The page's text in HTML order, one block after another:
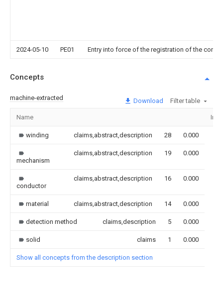
2024-05-10 PE01 Entry into force of the registration of the
Concepts
machine-extracted Download Filter table
Name
winding claims,abstract,description 28 0.000
mechanism
claims,abstract,description 19 0.000
conductor
claims,abstract,description 16 0.000
material claims,abstract,description 14 0.000
detection method claims,description 5 0.000
solid claims 1 0.000
Show all concepts from the description section